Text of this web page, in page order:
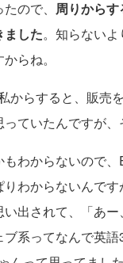
ので、 周りから
ました。知らないよ
らね。
からすると、販売
ていたんですが、
わからないので
わからないんで
出されて、「あ
系ってなんで英